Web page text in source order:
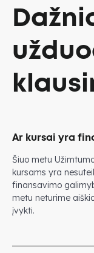
Ar kursai yra
Šiuo metu
kursams yra
finansavimo
metu neturime
įvykti.